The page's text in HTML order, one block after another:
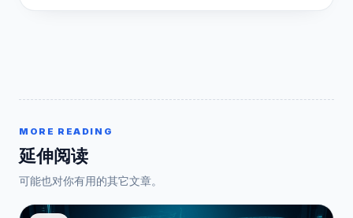
MORE READING
延伸阅读
可能也对你有用的其它文章。